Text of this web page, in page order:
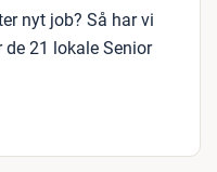
nyt job? Så har vi
de 21 lokale Senior